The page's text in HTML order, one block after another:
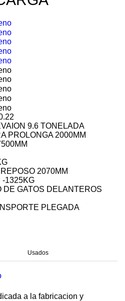
9.6 TONELADA
PROLONGA 2000MM
2070MM
-1325KG
DE GATOS DELANTEROS
PLEGADA
Usados
a la fabricacion y